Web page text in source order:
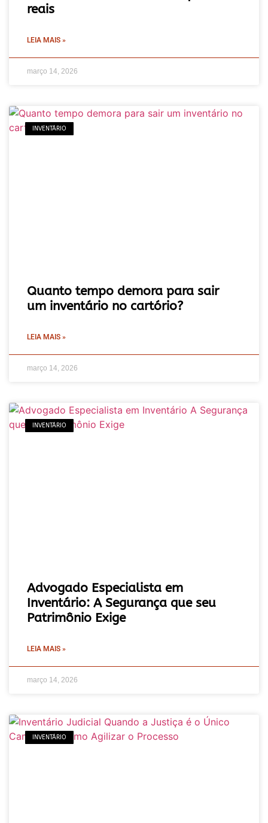
reais
LEIA MAIS »
março 14, 2026
INVENTÁRIO
Quanto tempo demora para sair
um inventário no cartório?
LEIA MAIS »
março 14, 2026
INVENTÁRIO
Advogado Especialista em
Inventário: A Segurança que seu
Patrimônio Exige
LEIA MAIS »
março 14, 2026
INVENTÁRIO